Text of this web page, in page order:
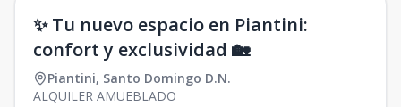
✨ Tu nuevo espacio en Piantini:
confort y exclusividad 🏡
Piantini, Santo Domingo D.N.
ALQUILER AMUEBLADO